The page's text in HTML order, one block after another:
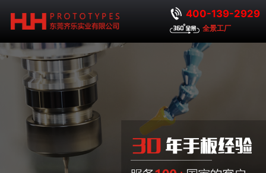
400-139-2929
全景工厂